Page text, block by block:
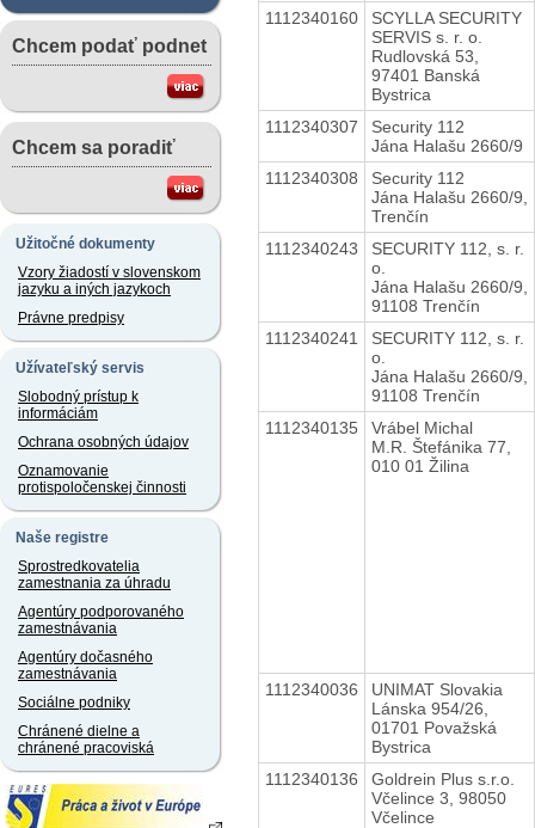
Chcem podať podnet
Chcem sa poradiť
Užitočné dokumenty
Vzory žiadostí v slovenskom
jazyku a iných jazykoch
Právne predpisy
Užívateľský servis
Slobodný prístup k
informáciám
Ochrana osobných údajov
Oznamovanie
protispoločenskej činnosti
Naše registre
Sprostredkovatelia
zamestnania za úhradu
Agentúry podporovaného
zamestnávania
Agentúry dočasného
zamestnávania
Sociálne podniky
Chránené dielne a
chránené pracoviská
1112340160
SCYLLA SECURITY
SERVIS s. r. o.
Rudlovská 53,
97401 Banská
Bystrica
1112340307
Security 112
Jána Halašu 2660/9
1112340308
Security 112
Jána Halašu 2660/9,
Trenčín
1112340243
SECURITY 112, s. r.
o.
Jána Halašu 2660/9,
91108 Trenčín
1112340241
SECURITY 112, s. r.
o.
Jána Halašu 2660/9,
91108 Trenčín
1112340135
Vrábel Michal
M.R. Štefánika 77,
010 01 Žilina
1112340036
UNIMAT Slovakia
Lánska 954/26,
01701 Považská
Bystrica
1112340136
Goldrein Plus s.r.o.
Včelince 3, 98050
Včelince